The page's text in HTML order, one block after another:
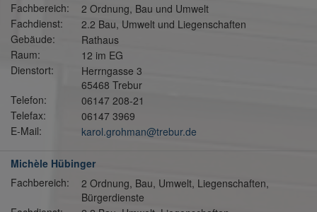
Fachbereich:
2 Ordnung, Bau und Umwelt
Fachdienst:
2.2 Bau, Umwelt und Liegenschaften
Gebäude:
Rathaus
Raum:
12 im EG
Dienstort:
Herrngasse 3
65468 Trebur
Telefon:
06147 208-21
Telefax:
06147 3969
E-Mail:
karol.grohman@trebur.de
Michèle Hübinger
Fachbereich:
2 Ordnung, Bau, Umwelt, Liegenschaften,
Bürgerdienste